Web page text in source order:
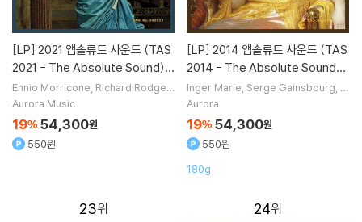
[LP]
2021 - The Absolute Sound)
[LP]
Ennio Morricone Richard Rodger
s George Martin
Aurora Music
19% 54,300원
550원
[LP]
2014 - The Absolute Sound)
[LP]
Inger Marie Serge Gainsbourg C
arl Cleves
Aurora
19% 54,300원
550원
180g
23 24